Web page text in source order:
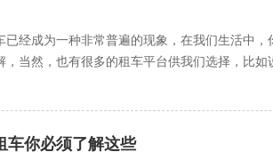
已经成为一种非常普遍的现象，在我们生活中，
当然，也有很多的租车平台供我们选择，比如
车你必须了解这些